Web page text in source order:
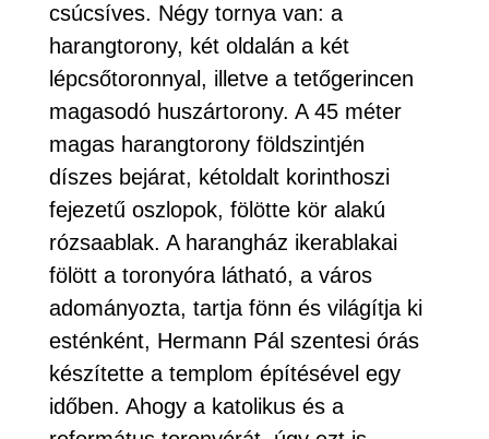
csúcsíves. Négy tornya van: a
harangtorony, két oldalán a két
lépcsőtoronnyal, illetve a tetőgerincen
magasodó huszártorony. A 45 méter
magas harangtorony földszintjén
díszes bejárat, kétoldalt korinthoszi
fejezetű oszlopok, fölötte kör alakú
rózsaablak. A harangház ikerablakai
fölött a toronyóra látható, a város
adományozta, tartja fönn és világítja ki
esténként, Hermann Pál szentesi órás
készítette a templom építésével egy
időben. Ahogy a katolikus és a